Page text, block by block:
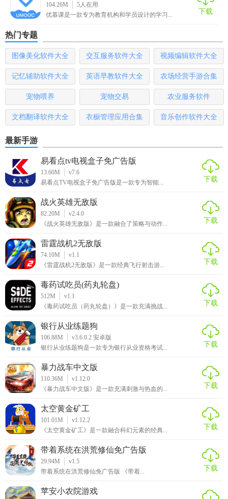
4. 完成测试：参加在线测试或提交作业，以检验学习效果。
【优慕课app最新版点评】
优慕课app最新版凭借其丰富的课程资源、便捷的学习方式和
高效的学习效果，赢得了广大用户的喜爱和好评。无论是学
生还是职场人士，都可以通过这款软件找到适合自己的学习
资源，提升自我。此外，软件的界面设计简洁明了，操作流
畅便捷，使得学习过程更加轻松愉快。总的来说，优慕课app
最新版是一款值得推荐的在线学习平台。
104.26M 5 人在用
优慕课是一款专为教育机构和学员设计的学习...
下载
热门专题
图像美化软件大全 交互服务软件大全 视频编辑软件大全
记忆辅助软件大全 英语早教软件大全 农场经营手游合集
宠物喂养 宠物交易 农业服务软件
文档翻译软件大全 衣橱管理应用合集 音乐创作软件大全
最新手游
易看点tv电视盒子免广告版
13.60M
v7.6
易看点TV电视盒子免广告版是一款专为智能...
下载
战火英雄无敌版
82.20M
v2.4.0
《战火英雄无敌版》是一款融合了策略与动作...
下载
雷霆战机2无敌版
74.10M
v1.1
《雷霆战机2无敌版》是一款经典飞行射击游...
下载
毒药试吃员(药丸轮盘)
512M
v1.1
《毒药试吃员（药丸轮盘）》是一款充满挑战...
下载
银行从业练题狗
106.88M
v3.6.0.2 安卓版
银行从业练题狗是一款专为银行从业资格考试...
下载
暴力战车中文版
110.36M
v1.12.0
《暴力战车中文版》是一款充满刺激与热血的...
下载
太空黄金矿工
101.01M
v1.12.2
《太空黄金矿工》是一款融合科幻元素的经典...
下载
带着系统在洪荒修仙免广告版
29.94M
v1.5
带着系统在洪荒修仙免广告版 《带着...
下载
苹安小农院游戏